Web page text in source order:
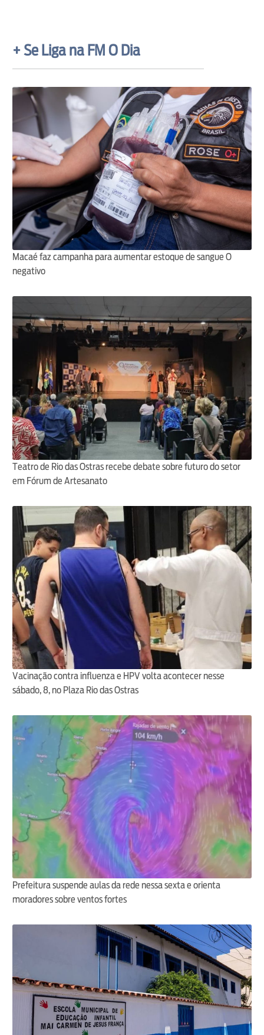
+ Se Liga na FM O Dia
Macaé faz campanha para aumentar estoque de sangue O
negativo
Teatro de Rio das Ostras recebe debate sobre futuro do setor
em Fórum de Artesanato
Vacinação contra influenza e HPV volta acontecer nesse
sábado, 8, no Plaza Rio das Ostras
Prefeitura suspende aulas da rede nessa sexta e orienta
moradores sobre ventos fortes